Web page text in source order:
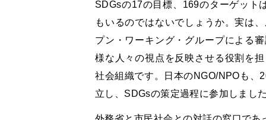
SDGsの17の目標、169のターゲット
もいるのではないでしょうか。実は
プン・ワーキング・グループによる
様な人々の視点を反映させる役割を
社会組織です。日本のNGO/NPOも、
立し、SDGsの策定過程に参加しまし